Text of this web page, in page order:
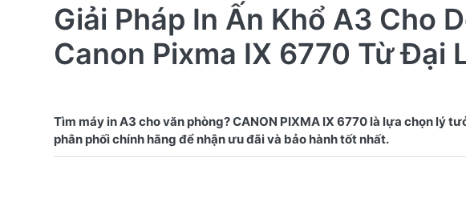
Giải Pháp In Ấn Khổ A3 Cho
Canon Pixma IX 6770 Từ Đại
Tìm máy in A3 cho văn phòng? CANON PIXMA IX 6770 là lựa chọn lý